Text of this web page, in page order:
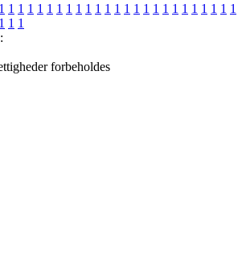
1 1 1 1 1 1 1 1 1 1 1 1 1 1 1 1 1 1 1 1 1 1 1 1 1
1 1 1
forbeholdes